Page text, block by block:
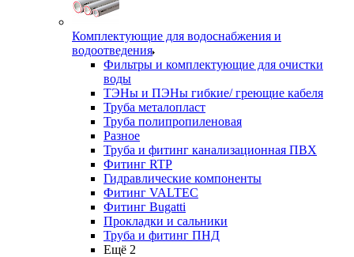
Комплектующие для водоснабжения и
водоотведения
Фильтры и комплектующие для очистки
воды
ТЭНы и ПЭНы гибкие/ греющие кабеля
Труба металопласт
Труба полипропиленовая
Разное
Труба и фитинг канализационная ПВХ
Фитинг RTP
Гидравлические компоненты
Фитинг VALTEC
Фитинг Bugatti
Прокладки и сальники
Труба и фитинг ПНД
Ещё 2